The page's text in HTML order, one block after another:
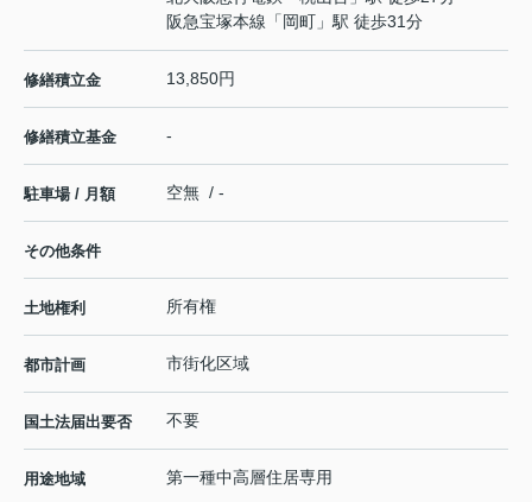
阪急宝塚本線 「 岡町 」駅 徒歩31分
修繕積立金 13,850円
修繕積立基金 -
駐車場 / 月額 空無 / -
その他条件
土地権利 所有権
都市計画 市街化区域
国土法届出要否 不要
用途地域 第一種中高層住居専用